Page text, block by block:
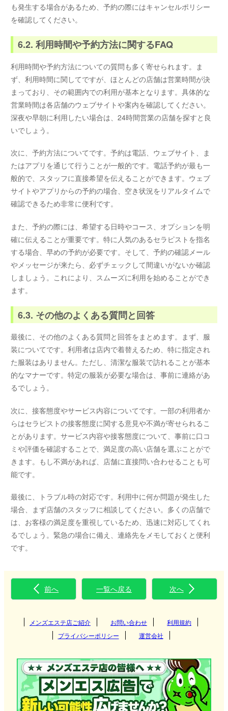
も発生する場合があるため、予約の際にはキャンセルポリシー
を確認してください。
6.2. 利用時間や予約方法に関するFAQ
利用時間や予約方法についての質問も多く寄せられます。ま
ず、利用時間に関してですが、ほとんどの店舗は営業時間が決
まっており、その範囲内での利用が基本となります。具体的な
営業時間は各店舗のウェブサイトや案内を確認してください。
深夜や早朝に利用したい場合は、24時間営業の店舗を探すと良
いでしょう。
次に、予約方法についてです。予約は電話、ウェブサイト、ま
たはアプリを通じて行うことが一般的です。電話予約が最も一
般的で、スタッフに直接希望を伝えることができます。ウェブ
サイトやアプリからの予約の場合、空き状況をリアルタイムで
確認できるため非常に便利です。
また、予約の際には、希望する日時やコース、オプションを明
確に伝えることが重要です。特に人気のあるセラピストを指名
する場合、早めの予約が必要です。そして、予約の確認メール
やメッセージが来たら、必ずチェックして間違いがないか確認
しましょう。これにより、スムーズに利用を始めることができ
ます。
6.3. その他のよくある質問と回答
最後に、その他のよくある質問と回答をまとめます。まず、服
装についてです。利用者は店内で着替えるため、特に指定され
た服装はありません。ただし、清潔な服装で訪れることが基本
的なマナーです。特定の服装が必要な場合は、事前に連絡があ
るでしょう。
次に、接客態度やサービス内容についてです。一部の利用者か
らはセラピストの接客態度に関する意見や不満が寄せられるこ
とがあります。サービス内容や接客態度について、事前に口コ
ミや評価を確認することで、満足度の高い店舗を選ぶことがで
きます。もし不満があれば、店舗に直接問い合わせることも可
能です。
最後に、トラブル時の対応です。利用中に何か問題が発生した
場合、まず店舗のスタッフに相談してください。多くの店舗で
は、お客様の満足度を重視しているため、迅速に対応してくれ
るでしょう。緊急の場合に備え、連絡先をメモしておくと便利
です。
前へ 一覧へ戻る 次へ
メンズエステ店ご紹介 お問い合わせ
利用規約
プライバシーポリシー
運営会社